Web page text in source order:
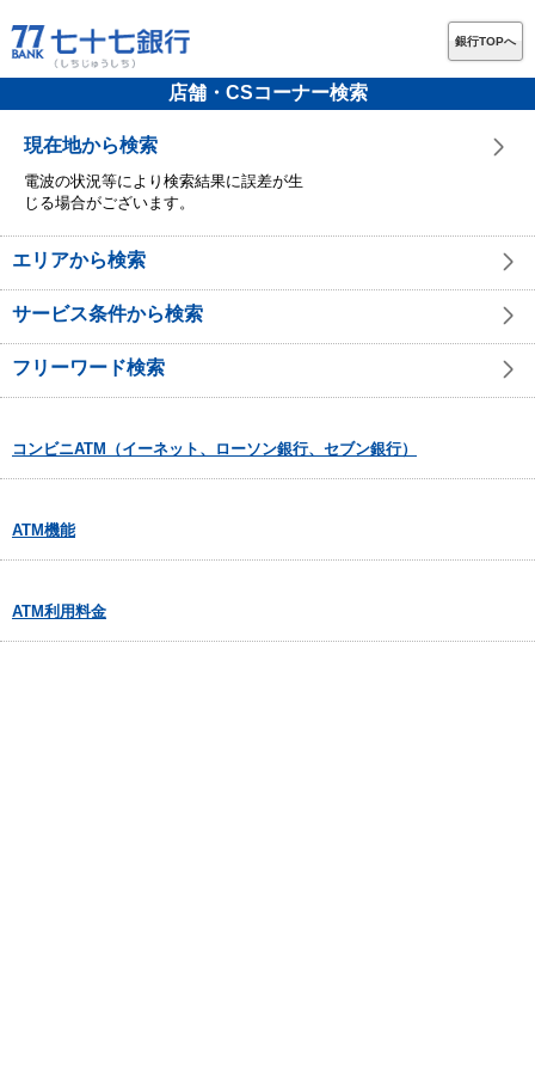
銀行TOPへ
店舗・CSコーナー検索
現在地から検索
電波の状況等により検索結果に誤差が生
じる場合がございます。
エリアから検索
サービス条件から検索
フリーワード検索
コンビニATM（イーネット、ローソン銀行、セブン銀行）
ATM機能
ATM利用料金